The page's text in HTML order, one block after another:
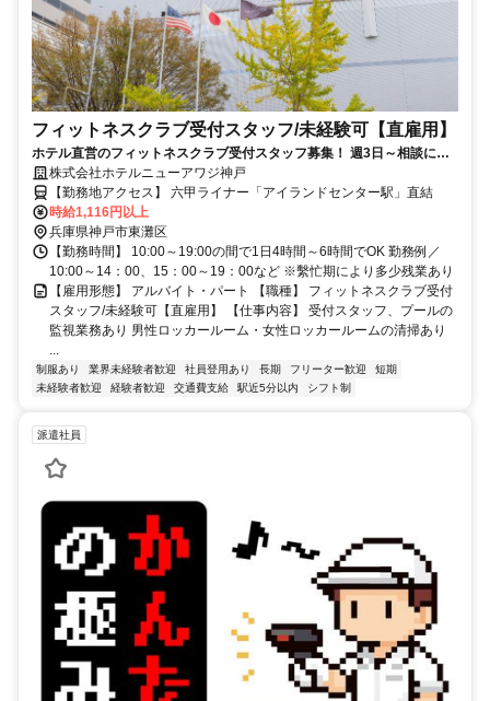
フィットネスクラブ受付スタッフ/未経験可【直雇用】
ホテル直営のフィットネスクラブ受付スタッフ募集！ 週3日～相談に応
じます！ 未経験でも安心してスタートできる環境が整っています。
株式会社ホテルニューアワジ神戸
【勤務地アクセス】 六甲ライナー「アイランドセンター駅」直結
時給1,116円以上
兵庫県神戸市東灘区
【勤務時間】 10:00～19:00の間で1日4時間～6時間でOK 勤務例／
10:00～14：00、15：00～19：00など ※繫忙期により多少残業あり
【雇用形態】 アルバイト・パート 【職種】 フィットネスクラブ受付
スタッフ/未経験可【直雇用】 【仕事内容】 受付スタッフ、プールの
監視業務あり 男性ロッカールーム・女性ロッカールームの清掃あり
...
制服あり 業界未経験者歓迎 社員登用あり 長期 フリーター歓迎
短期
未経験者歓迎
経験者歓迎 交通費支給 駅近5分以内 シフト制
派遣社員